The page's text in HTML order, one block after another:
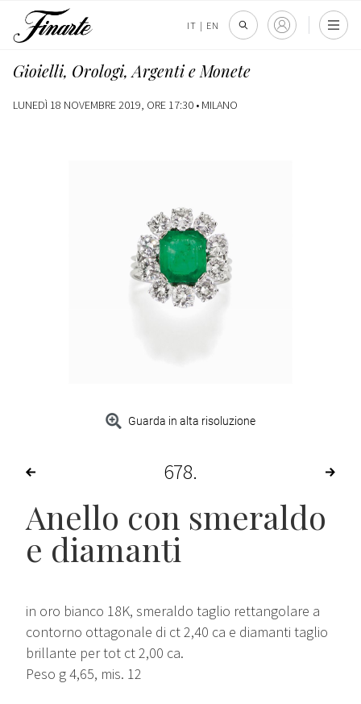
IT | EN
Gioielli, Orologi, Argenti e Monete
LUNEDÌ 18 NOVEMBRE 2019, ORE 17:30 • MILANO
Guarda in alta risoluzione
678
Anello con smeraldo
e diamanti
in oro bianco 18K, smeraldo taglio rettangolare a
contorno ottagonale di ct 2,40 ca e diamanti taglio
brillante per tot ct 2,00 ca.
Peso g 4,65, mis. 12